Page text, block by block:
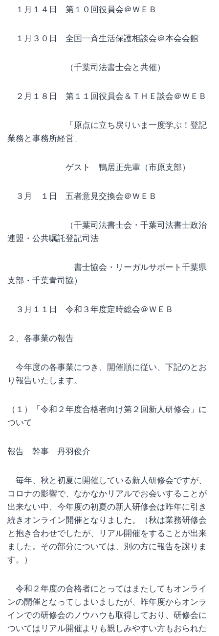
１月１４日 第１０回役員会＠ＷＥＢ
１月３０日 全国一斉生活保護相談会＠本会会館
（千葉司法書士会と共催）
２月１８日 第１１回役員会＆ＴＨＥ談会＠ＷＥＢ
「原点に立ち戻りいま一度学ぶ！登記
業務と事務所経営」
ゲスト 鴨居正先輩（市原支部）
３月 １日 五者意見交換会＠ＷＥＢ
（千葉司法書士会・千葉司法書士政治
連盟・公共嘱託登記司法
書士協会・リーガルサポート千葉県
支部・千葉青司協）
３月１１日 令和３年度定時総会＠ＷＥＢ
２、各事業の報告
今年度の各事業につき、開催順に従い、下記のとお
り報告いたします。
（１）「令和２年度合格者向け第２回新人研修会」に
ついて
報告 幹事 丹羽俊介
毎年、秋と初夏に開催している新人研修会ですが、
コロナの影響で、なかなかリアルでお会いすることが
出来ない中、今年度の初夏の新人研修会は昨年に引き
続きオンライン開催となりました。（秋は業務研修会
と抱き合わせでしたが、リアル開催をすることが出来
ました。その部分については、別の方に報告を譲りま
す。）
令和２年度の合格者にとってはまたしてもオンライ
ンの開催となってしまいましたが、昨年度からオンラ
インでの研修会のノウハウも取得しており、研修会に
ついてはリアル開催よりも親しみやすい方もおられた